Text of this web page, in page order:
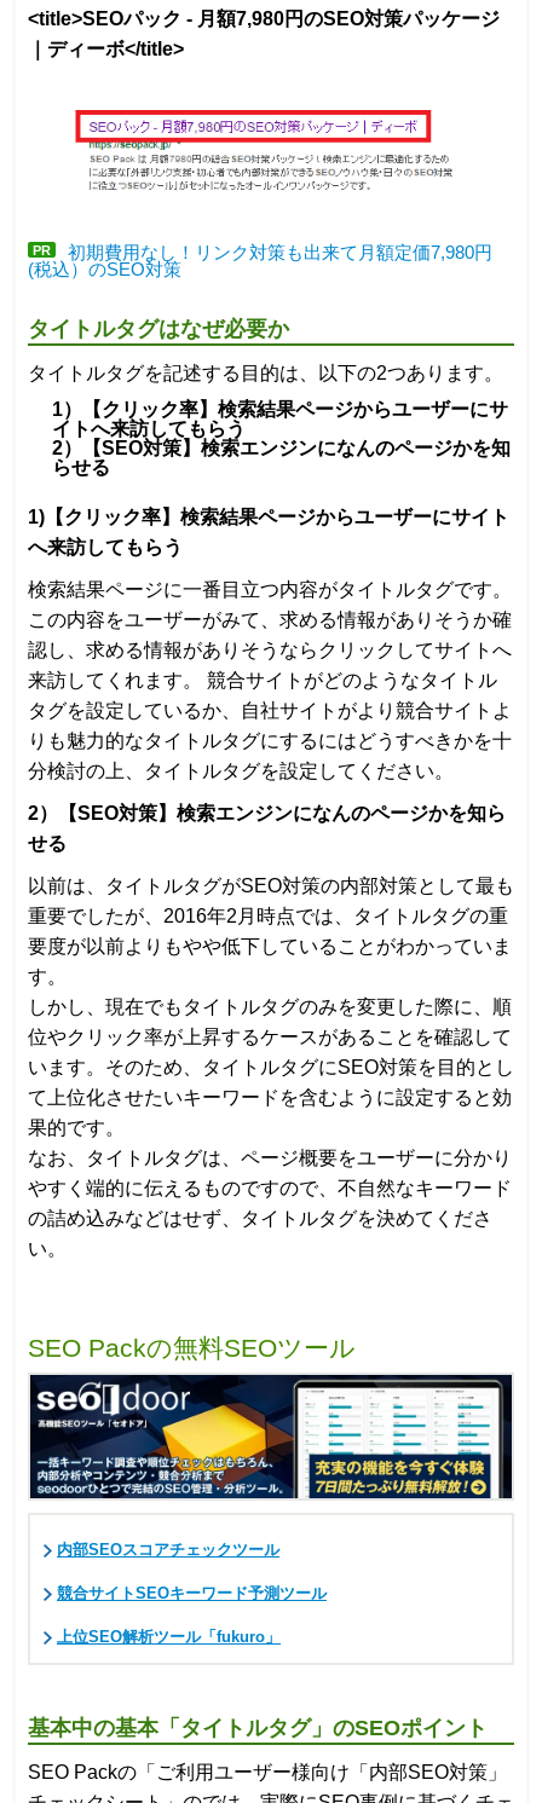
<title>SEOパック - 月額7,980円のSEO対策パッケージ
｜ディーボ</title>
PR
初期費用なし！リンク対策も出来て月額定価7,980円
(税込）のSEO対策
タイトルタグはなぜ必要か
タイトルタグを記述する目的は、以下の2つあります。
1）【クリック率】検索結果ページからユーザーにサ
イトへ来訪してもらう
2）【SEO対策】検索エンジンになんのページかを知
らせる
1)【クリック率】検索結果ページからユーザーにサイト
へ来訪してもらう
検索結果ページに一番目立つ内容がタイトルタグです。
この内容をユーザーがみて、求める情報がありそうか確
認し、求める情報がありそうならクリックしてサイトへ
来訪してくれます。 競合サイトがどのようなタイトル
タグを設定しているか、自社サイトがより競合サイトよ
りも魅力的なタイトルタグにするにはどうすべきかを十
分検討の上、タイトルタグを設定してください。
2）【SEO対策】検索エンジンになんのページかを知ら
せる
以前は、タイトルタグがSEO対策の内部対策として最も
重要でしたが、2016年2月時点では、タイトルタグの重
要度が以前よりもやや低下していることがわかっていま
す。
しかし、現在でもタイトルタグのみを変更した際に、順
位やクリック率が上昇するケースがあることを確認して
います。そのため、タイトルタグにSEO対策を目的とし
て上位化させたいキーワードを含むように設定すると効
果的です。
なお、タイトルタグは、ページ概要をユーザーに分かり
やすく端的に伝えるものですので、不自然なキーワード
の詰め込みなどはせず、タイトルタグを決めてくださ
い。
SEO Packの無料SEOツール
内部SEOスコアチェックツール
競合サイトSEOキーワード予測ツール
上位SEO解析ツール「fukuro」
基本中の基本「タイトルタグ」のSEOポイント
SEO Packの「ご利用ユーザー様向け「内部SEO対策」